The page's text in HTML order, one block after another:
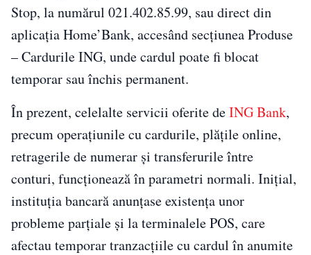
Stop, la numărul 021.402.85.99, sau direct din
aplicația Home’Bank, accesând secțiunea Produse
– Cardurile ING, unde cardul poate fi blocat
temporar sau închis permanent.
În prezent, celelalte servicii oferite deING Bank,
precum operațiunile cu cardurile, plățile online,
retragerile de numerar și transferurile între
conturi, funcționează în parametri normali. Inițial,
instituția bancară anunțase existența unor
probleme parțiale și la terminalele POS, care
afectau temporar tranzacțiile cu cardul în anumite